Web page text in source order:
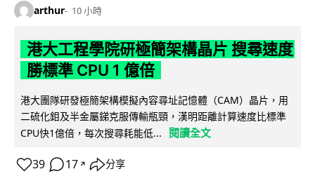
arthur 10 小時
港大工程學院研極簡架構晶片 搜尋速度
勝標準 CPU 1 億倍
港大團隊研發極簡架構模擬內容尋址記憶體（CAM）晶片，用
二硫化鉬及半金屬銻克服傳輸瓶頸，漢明距離計算速度比標準
CPU快1億倍，每次搜尋耗能低...
閱讀全文
39 17 ↗ 分享